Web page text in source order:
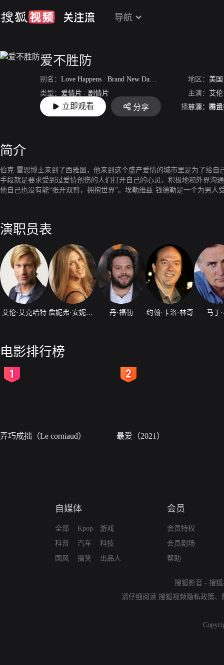
导航
爱不胜防
别名： Love Happens / Brand New Day / Traveling/爱上你，
地区： 美国
类型： 爱情片 / 剧情片 主演： 艾
上映： 2009-05-07 导演： 布兰
立即观看 分享 播放源： 腾
简介
伯克·雷恩博士来到了西雅图，他来到这个盛产爱情的城市里是为了给
手段就是要求受到过爱情创伤的人们打开自己的心灵、积极地和外界沟
他自己也没有能“张开双臂，拥抱世界”。埃勒维兹·钱德勒是一个为男
演职员表
艾伦·艾克哈特 丹·福勒 约翰·卡洛·林奇 马丁
电影排行榜
弄巧成拙（Le corniaud） 最爱（2021）
自媒体
全部
科普
国风
Kpop
汽车
搞笑
游戏
科技
出品人
会员
会员特权
会员剧场
帮助
搜狐影音 - 搜
请仔细阅读 搜狐视频隐私政策、